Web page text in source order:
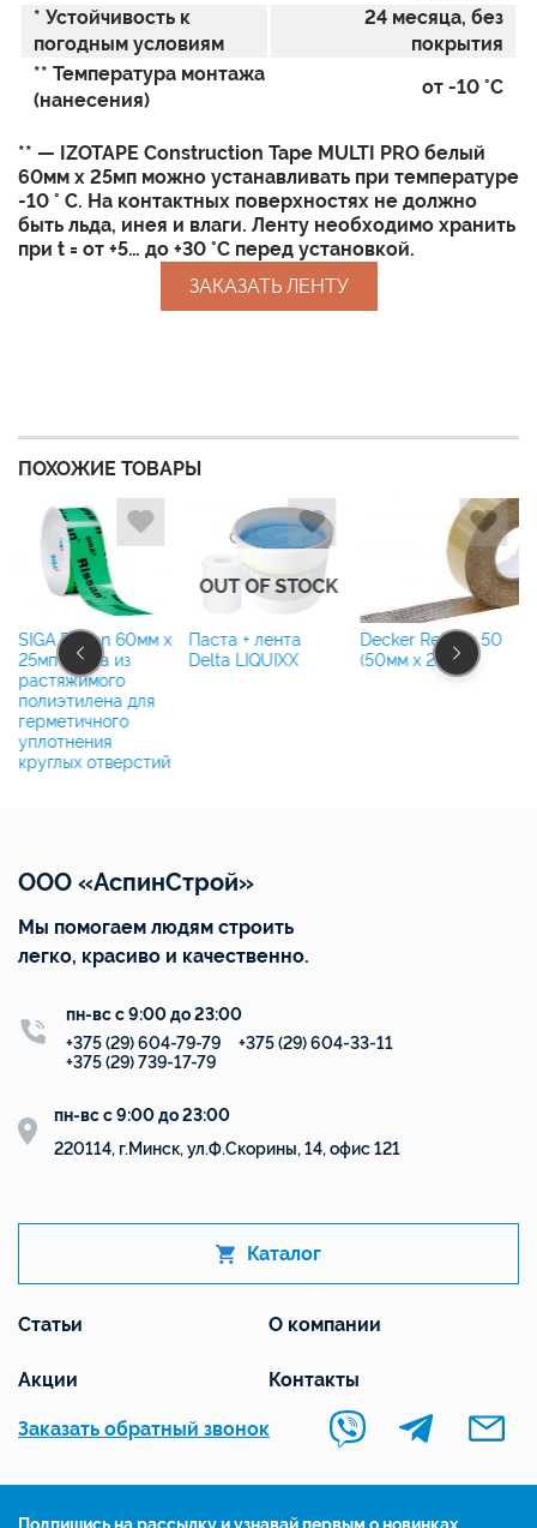
* Устойчивость к
погодным условиям
24 месяца, без
покрытия
** Температура монтажа
(нанесения)
от -10 °C
** — IZOTAPE Construction Tape MULTI PRO белый
60мм x 25мп можно устанавливать при температуре
-10 ° C. На контактных поверхностях не должно
быть льда, инея и влаги. Ленту необходимо хранить
при t = от +5… до +30 °С перед установкой.
ЗАКАЗАТЬ ЛЕНТУ
ПОХОЖИЕ ТОВАРЫ
SIGA Rissan 60мм x
25мп лента из
растяжимого
полиэтилена для
герметичного
уплотнения
круглых отверстий
OUT OF STOCK
Паста + лента
Delta LIQUIXX
Decker Reflexx 50
(50мм x 25м.п.)
ООО «АспинСтрой»
Мы помогаем людям строить
легко, красиво и качественно.
пн-вс с 9:00 до 23:00
+375 (29) 604-79-79
+375 (29) 604-33-11
+375 (29) 739-17-79
пн-вс с 9:00 до 23:00
220114, г.Минск, ул.Ф.Скорины, 14, офис 121
Каталог
Статьи О компании
Акции Контакты
Заказать обратный звонок